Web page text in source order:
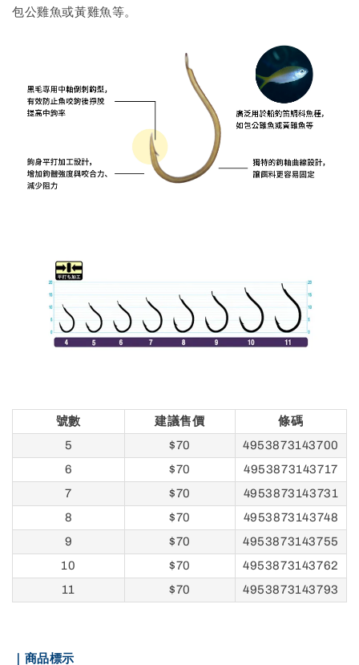
包公雞魚或黃雞魚等。
號數 建議售價
條碼
5
$70
4953873143700
6
$70
4953873143717
7
$70
4953873143731
8
$70
4953873143748
9
$70
4953873143755
10
$70
4953873143762
11
$70 4953873143793
｜商品標示